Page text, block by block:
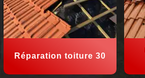
Réparation toiture 30